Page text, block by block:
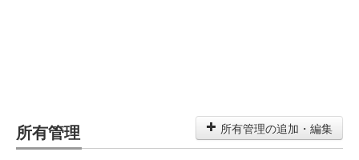
所有管理 所有管理の追加・編集